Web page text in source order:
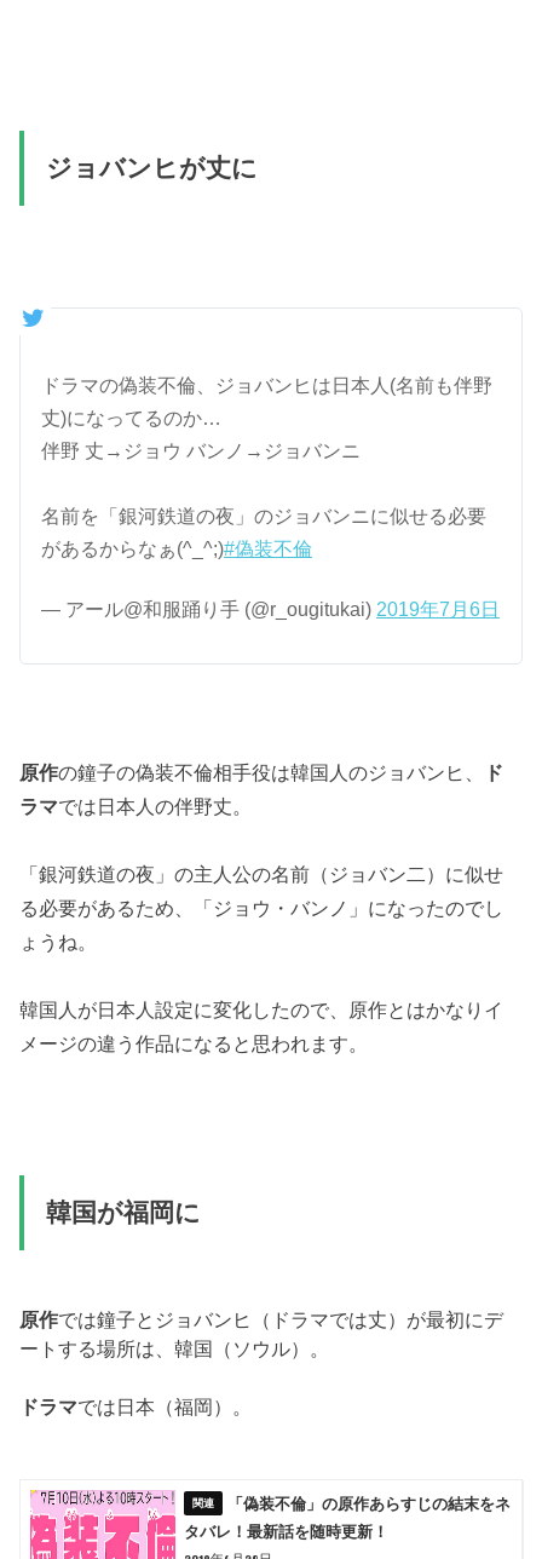
ジョバンヒが丈に
ドラマの偽装不倫、ジョバンヒは日本人(名前も伴野
丈)になってるのか…
伴野 丈→ジョウ バンノ→ジョバンニ
名前を「銀河鉄道の夜」のジョバンニに似せる必要
があるからなぁ(^_^;)#偽装不倫
— アール@和服踊り手 (@r_ougitukai) 2019年7月6日
原作の鐘子の偽装不倫相手役は韓国人のジョバンヒ、
ド
ラマでは日本人の伴野丈。
「銀河鉄道の夜」の主人公の名前（ジョバン二）に似せ
る必要があるため、「ジョウ・バンノ」になったのでし
ょうね。
韓国人が日本人設定に変化したので、原作とはかなりイ
メージの違う作品になると思われます。
韓国が福岡に
原作では鐘子とジョバンヒ（ドラマでは丈）が最初にデ
ートする場所は、韓国（ソウル）。
ドラマでは日本（福岡）。
「偽装不倫」の原作あらすじの結末をネ
タバレ！最新話を随時更新！